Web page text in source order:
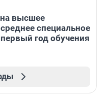
высшее
специальное
год обучения